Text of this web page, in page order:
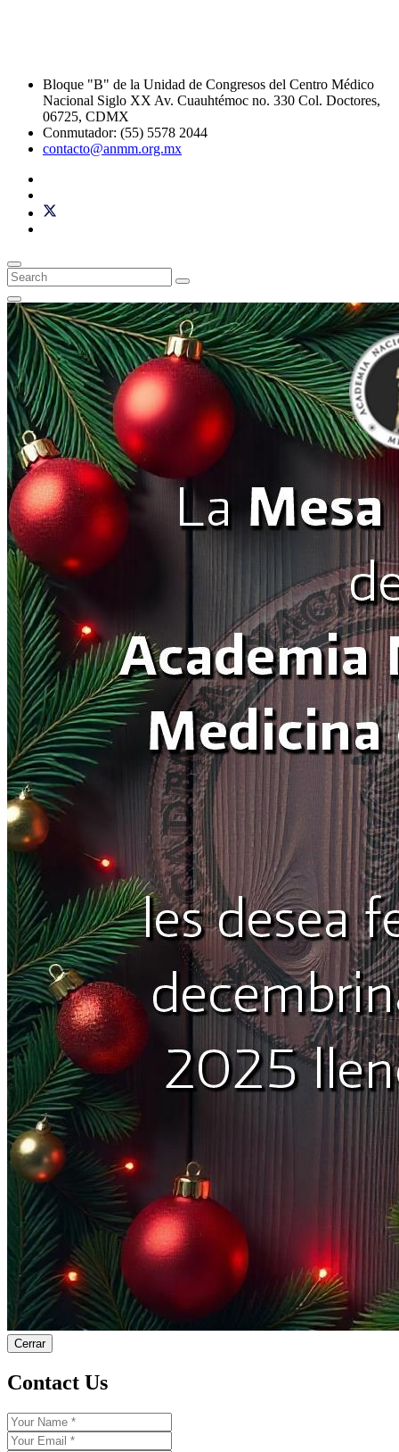
Bloque "B" de la Unidad de Congresos del Centro Médico
Nacional Siglo XX Av. Cuauhtémoc no. 330 Col. Doctores,
06725, CDMX
Conmutador: (55) 5578 2044
contacto@anmm.org.mx
Cerrar
Contact Us